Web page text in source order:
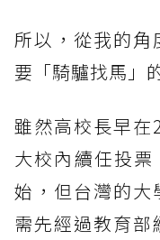
所以，從我的角
要「騎驢找馬」
雖然高校長早
大校內續任投
始，但台灣的大
需先經過教育部